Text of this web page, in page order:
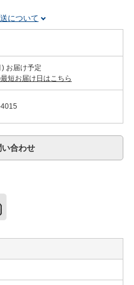
について
お届け予定
短お届け日はこちら